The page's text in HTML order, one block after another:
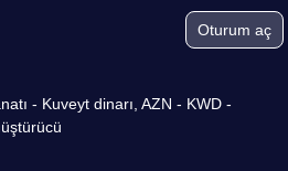
Oturum aç
- Kuveyt dinarı, AZN - KWD -